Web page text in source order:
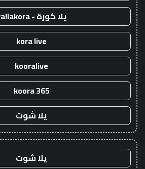
يلا كورة - yallakora
kora live
kooralive
koora 365
يلا شوت
يلا شوت